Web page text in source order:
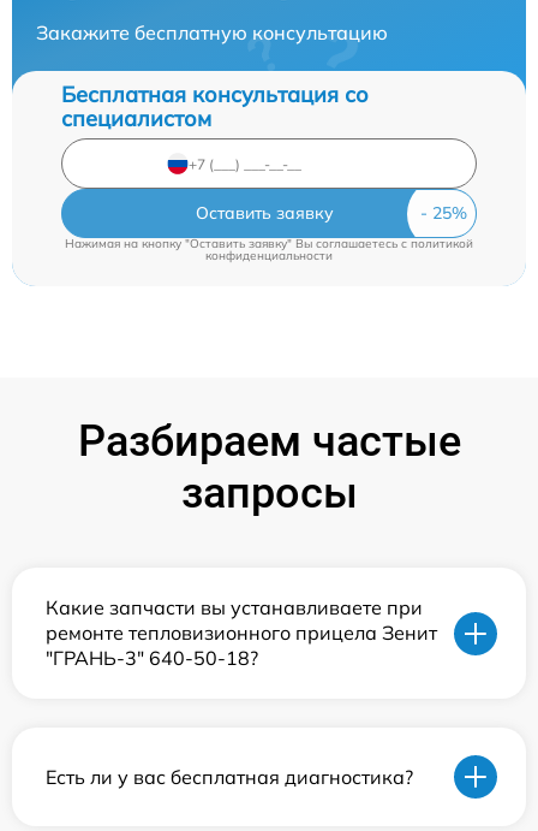
Закажите бесплатную консультацию
Бесплатная консультация со
специалистом
Оставить заявку
Нажимая на кнопку "Оставить заявку" Вы соглашаетесь c политикой
конфиденциальности
Разбираем частые
запросы
Какие запчасти вы устанавливаете при
ремонте тепловизионного прицела Зенит
"ГРАНЬ-3" 640-50-18?
Есть ли у вас бесплатная диагностика?